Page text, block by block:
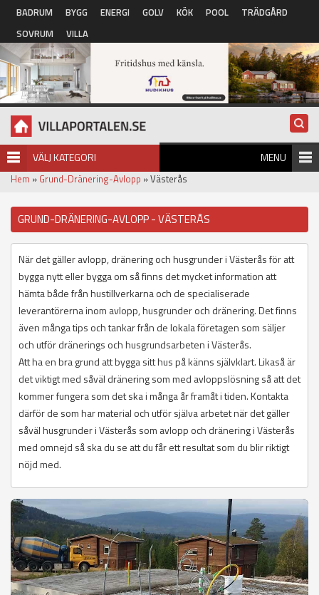
Hoppa till huvudinnehåll
BADRUM BYGG ENERGI GOLV KÖK POOL
TRÄDGÅRD
SOVRUM
VILLA
VÄLJ KATEGORI MENU
Hem » Grund-Dränering-Avlopp » Västerås
GRUND-DRÄNERING-AVLOPP - VÄSTERÅS
När det gäller avlopp, dränering och husgrunder i Västerås för att
bygga nytt eller bygga om så finns det mycket information att
hämta både från hustillverkarna och de specialiserade
leverantörerna inom avlopp, husgrunder och dränering. Det finns
även många tips och tankar från de lokala företagen som säljer
och utför dränerings och husgrundsarbeten i Västerås.
Att ha en bra grund att bygga sitt hus på känns självklart. Likaså är
det viktigt med såväl dränering som med avloppslösning så att det
kommer fungera som det ska i många år framåt i tiden. Kontakta
därför de som har material och utför själva arbetet när det gäller
såväl husgrunder i Västerås som avlopp och dränering i Västerås
med omnejd så ska du se att du får ett resultat som du blir riktigt
nöjd med.